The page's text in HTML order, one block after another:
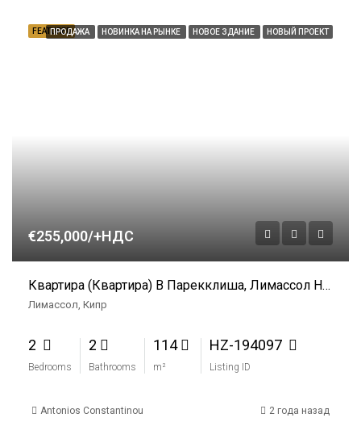
FEATUREDПРОДАЖА НОВИНКА НА РЫНКЕ НОВОЕ ЗДАНИЕ НОВЫЙ ПРОЕКТ
€255,000/+НДС
Квартира (Квартира) В Парекклиша, Лимассол На Продажу
Лимассол, Кипр
2
Bedrooms
2
Bathrooms
114
m²
HZ-194097
Listing ID
Antonios Constantinou 2 года назад